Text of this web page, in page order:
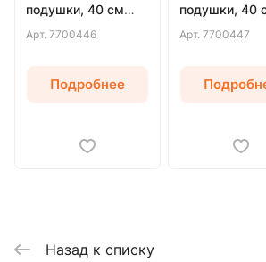
подушки, 40 см
(Белый)
Арт. 7700446
Подробнее
подушки, 40
(Серый)
Арт. 7700447
Назад к списку